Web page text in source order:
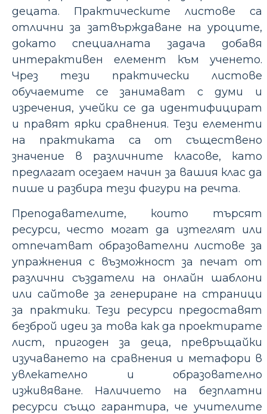
децата. Практическите листове са
отлични за затвърждаване на уроците,
докато специалната задача добавя
интерактивен елемент към ученето.
Чрез тези практически листове
обучаемите се занимават с думи и
изречения, учейки се да идентифицират
и правят ярки сравнения. Тези елементи
на практиката са от съществено
значение в различните класове, като
предлагат осезаем начин за вашия клас да
пише и разбира тези фигури на речта.
Преподавателите, които търсят
ресурси, често могат да изтеглят или
отпечатват образователни листове за
упражнения с възможност за печат от
различни създатели на онлайн шаблони
или сайтове за генериране на страници
за практики. Тези ресурси предоставят
безброй идеи за това как да проектирате
лист, пригоден за деца, превръщайки
изучаването на сравнения и метафори в
увлекателно и образователно
изживяване. Наличието на безплатни
ресурси също гарантира, че учителите